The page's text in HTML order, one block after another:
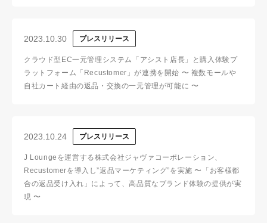
2023.10.30 プレスリリース
クラウド型EC一元管理システム「アシスト店長」と購入体験プ
ラットフォーム「Recustomer」が連携を開始 〜 複数モールや
自社カート経由の返品・交換の一元管理が可能に 〜
2023.10.24 プレスリリース
J Loungeを運営する株式会社ジャヴァコーポレーション、
Recustomerを導入し”返品マーケティング”を実施 〜「お客様都
合の返品受け入れ」によって、高品質なブランド体験の提供が実
現 〜